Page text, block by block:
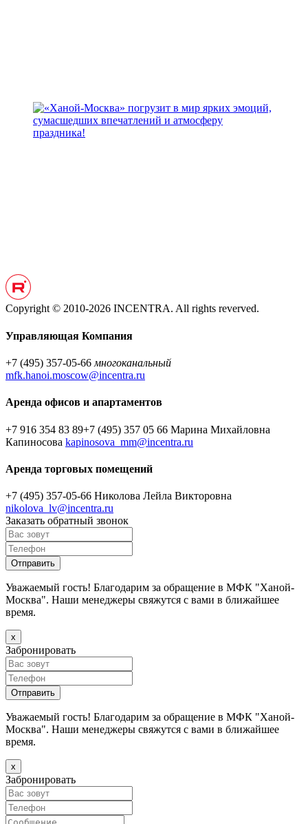
Copyright © 2010-2026 INCENTRA. All rights reverved.
Управляющая Компания
+7 (495) 357-05-66 многоканальный
mfk.hanoi.moscow@incentra.ru
Аренда офисов и апартаментов
+7 916 354 83 89+7 (495) 357 05 66 Марина Михайловна
Капиносова kapinosova_mm@incentra.ru
Аренда торговых помещений
+7 (495) 357-05-66 Николова Лейла Викторовна
nikolova_lv@incentra.ru
Заказать обратный звонок
Уважаемый гость! Благодарим за обращение в МФК "Ханой-
Москва". Наши менеджеры свяжутся с вами в ближайшее
время.
х
Забронировать
Уважаемый гость! Благодарим за обращение в МФК "Ханой-
Москва". Наши менеджеры свяжутся с вами в ближайшее
время.
х
Забронировать